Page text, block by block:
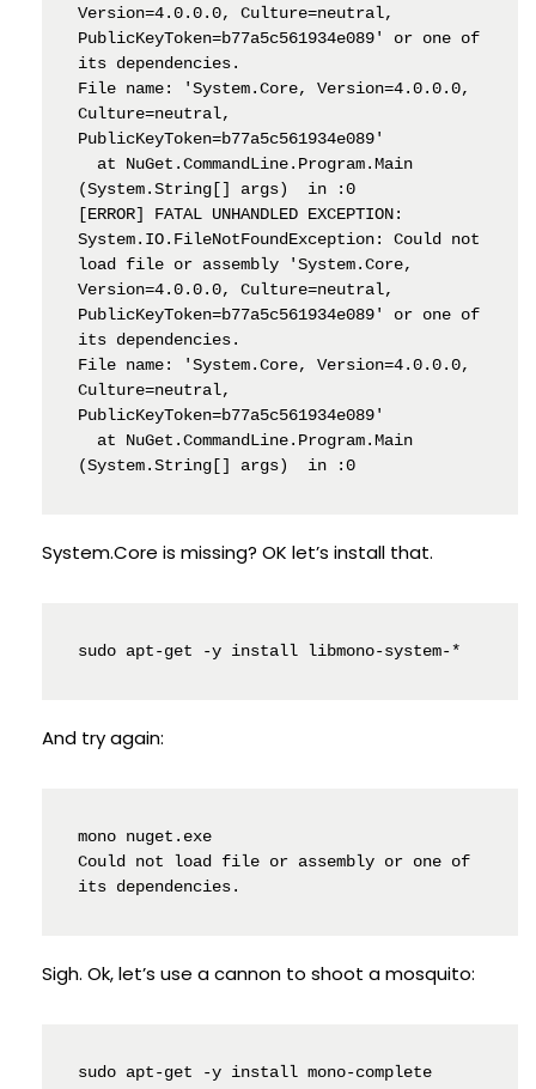
Version=4.0.0.0, Culture=neutral,
PublicKeyToken=b77a5c561934e089' or one of
its dependencies.
File name: 'System.Core, Version=4.0.0.0,
Culture=neutral,
PublicKeyToken=b77a5c561934e089'
(System.String[] args)  in :0
[ERROR] FATAL UNHANDLED EXCEPTION:
System.IO.FileNotFoundException: Could not
load file or assembly 'System.Core,
Version=4.0.0.0, Culture=neutral,
PublicKeyToken=b77a5c561934e089' or one of
its dependencies.
File name: 'System.Core, Version=4.0.0.0,
Culture=neutral,
PublicKeyToken=b77a5c561934e089'
(System.String[] args)  in :0
System.Core is missing? OK let’s install that.
sudo apt-get -y install libmono-system-*
And try again:
mono nuget.exe
Could not load file or assembly or one of
its dependencies.
Sigh. Ok, let’s use a cannon to shoot a mosquito:
sudo apt-get -y install mono-complete